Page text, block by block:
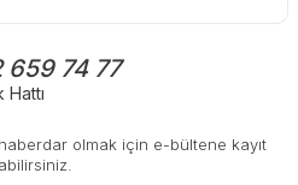
659 74 77
Hattı
olmak için e-bültene kayıt